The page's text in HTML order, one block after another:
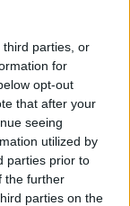
third parties, or
for
opt-out
that after your
seeing
utilized by
parties prior to
the further
parties on the
– Πάνω από
τα